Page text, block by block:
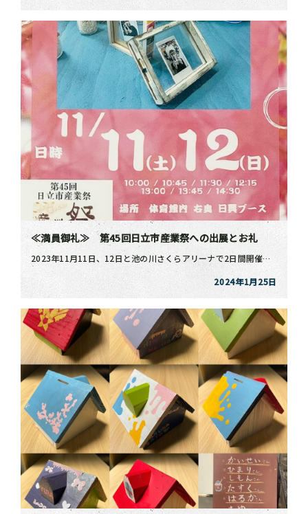
≪満員御礼≫ 第45回日立市産業祭への出展とお礼
2023年11月11日、12日と池の川さくらアリーナで2日間開催された第45回日立市産業祭に日興が出 […]
2024年1月25日